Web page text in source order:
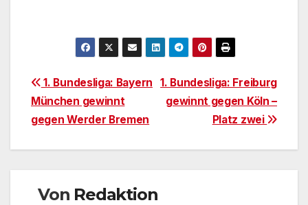
Beitragsnavigation
1. Bundesliga: Freiburg
gewinnt gegen Köln –
Platz zwei
1. Bundesliga: Bayern
München gewinnt
gegen Werder Bremen
Von Redaktion